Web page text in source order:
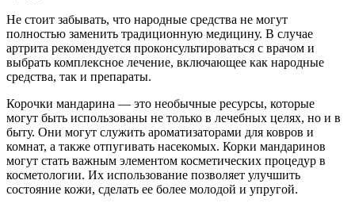
Не стоит забывать, что народные средства не могут
полностью заменить традиционную медицину. В случае
артрита рекомендуется проконсультироваться с врачом и
выбрать комплексное лечение, включающее как народные
средства, так и препараты.
Корочки мандарина — это необычные ресурсы, которые
могут быть использованы не только в лечебных целях, но и в
быту. Они могут служить ароматизаторами для ковров и
комнат, а также отпугивать насекомых. Корки мандаринов
могут стать важным элементом косметических процедур в
косметологии. Их использование позволяет улучшить
состояние кожи, сделать ее более молодой и упругой.